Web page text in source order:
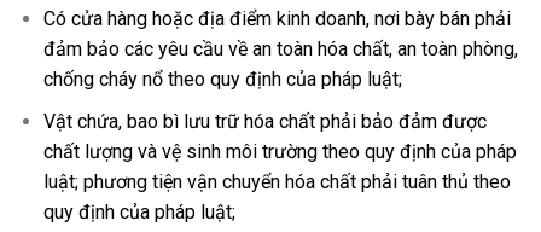
Có cửa hàng hoặc địa điểm kinh doanh, nơi bày bán phải
đảm bảo các yêu cầu về an toàn hóa chất, an toàn phòng,
chống cháy nổ theo quy định của pháp luật;
Vật chứa, bao bì lưu trữ hóa chất phải bảo đảm được
chất lượng và vệ sinh môi trường theo quy định của pháp
luật; phương tiện vận chuyển hóa chất phải tuân thủ theo
quy định của pháp luật;